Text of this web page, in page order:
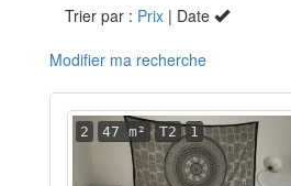
Trier par : Prix | Date
Modifier ma recherche
2 47 m² T2 1